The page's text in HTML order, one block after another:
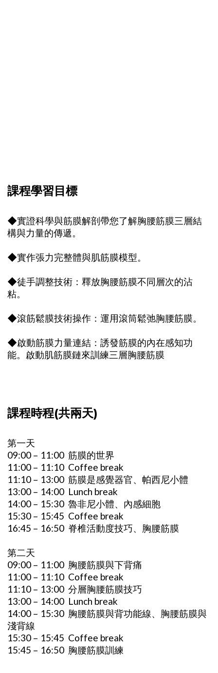
課程學習目標
◆實證科學與筋膜解剖帶您了解胸腰筋膜三層結
構與力量的傳遞。
◆實作張力完整體與肌筋膜模型。
◆徒手調整技術：釋放胸腰筋膜不同層次的沾
粘。
◆滾筋鬆膜技術操作：運用滾筒鬆弛胸腰筋膜。
◆啟動筋膜力量連結：誘發筋膜的內在感知功
能。啟動肌筋膜鏈來訓練三層胸腰筋膜
課程時程(共兩天)
第一天
09:00 – 11:00 筋膜的世界
11:00 – 11:10 Coffee break
11:10 – 13:00 筋膜是感覺器官、帕西尼小體
13:00 – 14:00 Lunch break
14:00 – 15:30 魯非尼小體、內感細胞
15:30 – 15:45 Coffee break
16:45 – 16:50 脊椎活動度技巧、胸腰筋膜
第二天
09:00 – 11:00 胸腰筋膜與下背痛
11:00 – 11:10 Coffee break
11:10 – 13:00 分層胸腰筋膜技巧
13:00 – 14:00 Lunch break
14:00 – 15:30 胸腰筋膜與背功能線、胸腰筋膜與
淺背線
15:30 – 15:45 Coffee break
15:45 – 16:50 胸腰筋膜訓練